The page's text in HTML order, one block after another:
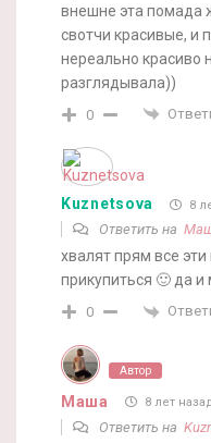
внешне эта помада
свотчи красивые, и
нереально красиво
разглядывала))
0
Kuznetsova 8
Ответить на
хвалят прям все
прикупиться 🙂 да
0
Автор
Маша 8 лет
Ответить на